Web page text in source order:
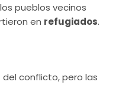
pueblos vecinos
en refugiados.
conflicto, pero las